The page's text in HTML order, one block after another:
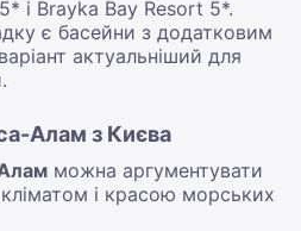
і Brayka Bay Resort 5*.
є басейни з додатковим
актуальніший для
Алам з Києва
можна аргументувати
і красою морських